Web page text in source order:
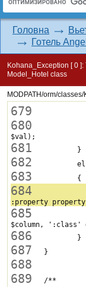
Головна
Готель
Kohana_Exception [ 0 ]:
Model_Hotel class
MODPATH/orm/
679
680
681
682
683
684
685
686
687
688
689